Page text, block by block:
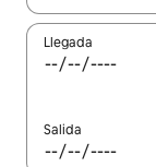
Llegada
Salida